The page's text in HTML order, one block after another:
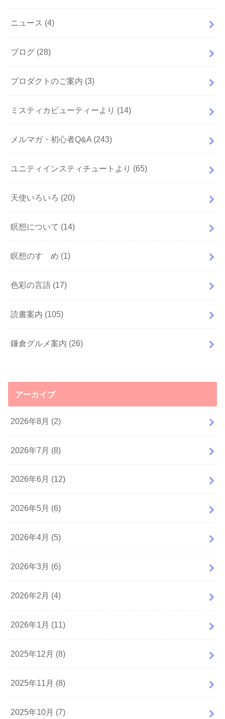
ニュース (4)
ブログ (28)
プロダクトのご案内 (3)
ミスティカビューティーより (14)
メルマガ・初心者Q&A (243)
ユニティインスティチュートより (65)
天使いろいろ (20)
瞑想について (14)
瞑想のすゝめ (1)
色彩の言語 (17)
読書案内 (105)
鎌倉グルメ案内 (26)
アーカイブ
2026年8月 (2)
2026年7月 (8)
2026年6月 (12)
2026年5月 (6)
2026年4月 (5)
2026年3月 (6)
2026年2月 (4)
2026年1月 (11)
2025年12月 (8)
2025年11月 (8)
2025年10月 (7)